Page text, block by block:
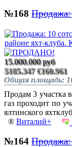
№168 Продажа:
15.000.000 руб
$185.347 €160.961
Общая площадь:
Продам 3 участка
газ проходит по
ялтинского
® Виталий+
№164 Продажа: